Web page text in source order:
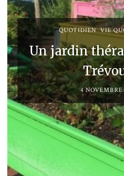
QUOTIDIEN,VIE
Un jardin
4 NOVEMBRE